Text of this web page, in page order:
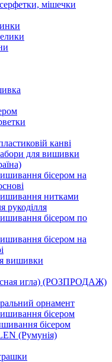
мішечки
канві
для вишивки
бісером на
нитками
рукоділля
бісером по
бісером на
вишивки
игла) (РОЗПРОДАЖ)
орнамент
бісером
бісером
(Румунія)